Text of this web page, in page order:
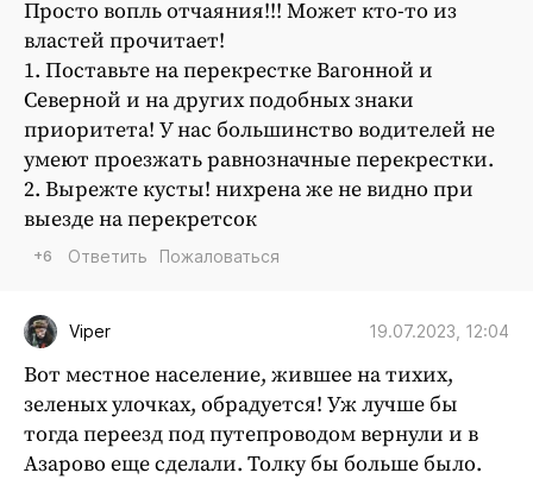
Просто вопль отчаяния!!! Может кто-то из
властей прочитает!
1. Поставьте на перекрестке Вагонной и
Северной и на других подобных знаки
приоритета! У нас большинство водителей не
умеют проезжать равнозначные перекрестки.
2. Вырежте кусты! нихрена же не видно при
выезде на перекретсок
+6 Ответить Пожаловаться
Viper 19.07.2023, 12:04
Вот местное население, жившее на тихих,
зеленых улочках, обрадуется! Уж лучше бы
тогда переезд под путепроводом вернули и в
Азарово еще сделали. Толку бы больше было.